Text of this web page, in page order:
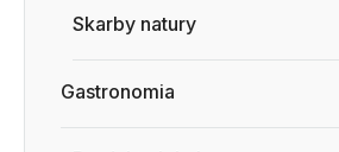
Skarby natury
Gastronomia